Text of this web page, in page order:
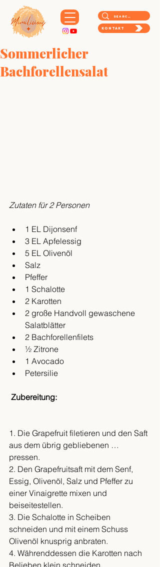
Kontakt
Sommerlicher
Bachforellensalat
Zutaten für 2 Personen
1 EL Dijonsenf
3 EL Apfelessig
5 EL Olivenöl
Salz
Pfeffer
1 Schalotte
2 Karotten
2 große Handvoll gewaschene
Salatblätter
2 Bachforellenfilets
½ Zitrone
1 Avocado
Petersilie
Zubereitung:
1. Die Grapefruit filetieren und den Saft
aus dem übrig gebliebenen …
pressen.
2. Den Grapefruitsaft mit dem Senf,
Essig, Olivenöl, Salz und Pfeffer zu
einer Vinaigrette mixen und
beiseitestellen.
3. Die Schalotte in Scheiben
schneiden und mit einem Schuss
Olivenöl knusprig anbraten.
4. Währenddessen die Karotten nach